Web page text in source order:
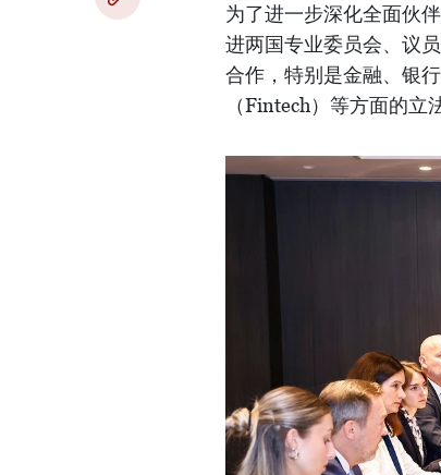
为了进一步深化全面伙
进两国专业委员会、议
合作，特别是金融、银
（Fintech）等方面的立